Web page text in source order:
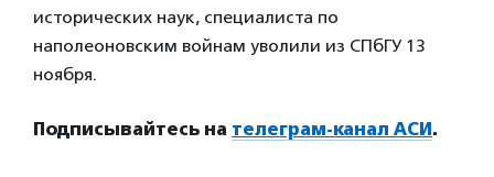
исторических наук, специалиста по
наполеоновским войнам уволили из СПбГУ 13
ноября.
Подписывайтесь на телеграм-канал АСИ.